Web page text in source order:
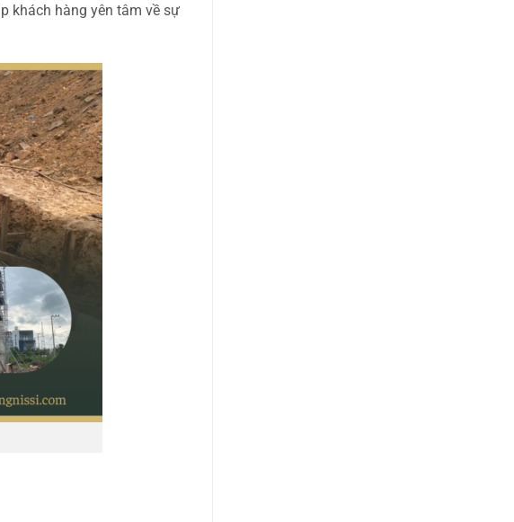
khách hàng yên tâm về sự